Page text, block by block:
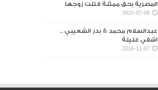
المصرية بحق ممثلة قتلت زوجها
2020-07-08
عبدالسلام محمد & بدر الشعيبي ..
اشفي غليلة
2016-11-07